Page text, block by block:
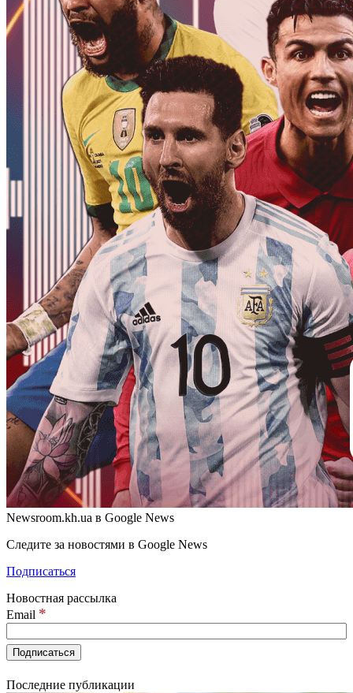
Newsroom.kh.ua в Google News
Следите за новостями в Google News
Подписаться
Новостная рассылка
Email *
Последние публикации